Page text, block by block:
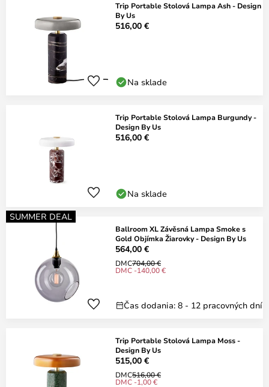
Trip Portable Stolová Lampa Ash - Design
By Us
516,00 €
Na sklade
Trip Portable Stolová Lampa Burgundy -
Design By Us
516,00 €
Na sklade
SUMMER DEAL
Ballroom XL Závěsná Lampa Smoke s
Gold Objímka Žiarovky - Design By Us
564,00 €
DMC704,00 €
DMC -140,00 €
Čas dodania: 8 - 12 pracovných dní
Trip Portable Stolová Lampa Moss -
Design By Us
515,00 €
DMC516,00 €
DMC -1,00 €